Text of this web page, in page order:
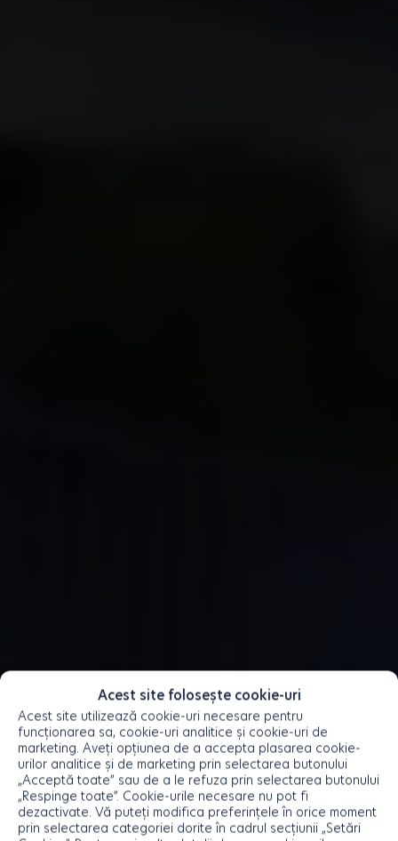
Acest site folosește cookie-uri
Acest site utilizează cookie-uri necesare pentru
funcționarea sa, cookie-uri analitice și cookie-uri de
marketing. Aveți opțiunea de a accepta plasarea cookie-
urilor analitice și de marketing prin selectarea butonului
„Acceptă toate” sau de a le refuza prin selectarea butonului
„Respinge toate”. Cookie-urile necesare nu pot fi
dezactivate. Vă puteți modifica preferințele în orice moment
prin selectarea categoriei dorite în cadrul secțiunii „Setări